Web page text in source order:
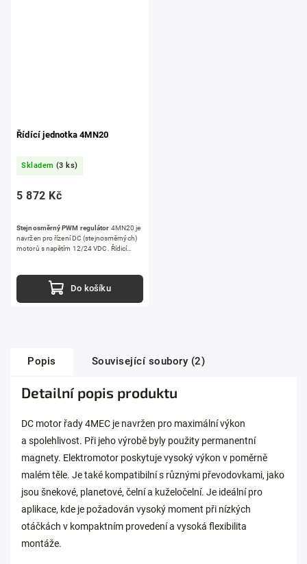
Řídící jednotka 4MN20
Skladem (3 ks)
5 872 Kč
Do košíku
Stejnosměrný PWM regulátor 4MN20 je
navržen pro řízení DC (stejnosměrných)
motorů s napětím 12/24 VDC. Řídicí
proudem až 20 A, špičkovým proudem
až 60 A. 4MN20 je driver vhodný pro
širokou škálu aplikací díky možnosti
Popis Související soubory (2)
Detailní popis produktu
DC motor řady 4MEC je navržen pro maximální výkon
a spolehlivost. Při jeho výrobě byly použity permanentní
magnety. Elektromotor poskytuje vysoký výkon v poměrně
malém těle. Je také kompatibilní s různými převodovkami, jako
jsou šnekové, planetové, čelní a kuželočelní. Je ideální pro
aplikace, kde je požadován vysoký moment při nízkých
otáčkách v kompaktním provedení a vysoká flexibilita
montáže.